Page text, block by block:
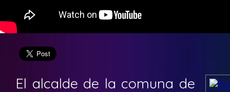
El alcalde de la comuna de